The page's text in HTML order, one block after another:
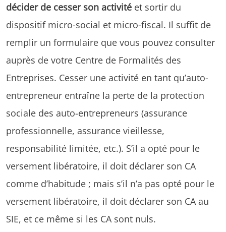
décider de cesser son activité et sortir du
dispositif micro-social et micro-fiscal. Il suffit de
remplir un formulaire que vous pouvez consulter
auprès de votre Centre de Formalités des
Entreprises. Cesser une activité en tant qu’auto-
entrepreneur entraîne la perte de la protection
sociale des auto-entrepreneurs (assurance
professionnelle, assurance vieillesse,
responsabilité limitée, etc.). S’il a opté pour le
versement libératoire, il doit déclarer son CA
comme d’habitude ; mais s’il n’a pas opté pour le
versement libératoire, il doit déclarer son CA au
SIE, et ce même si les CA sont nuls.